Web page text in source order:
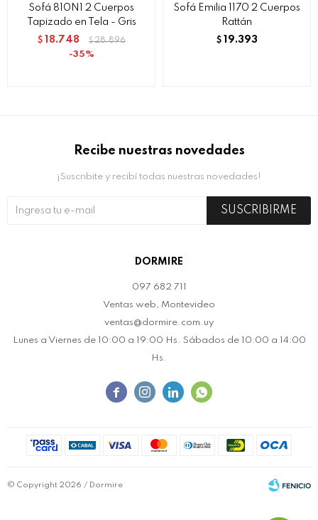
Sofá 810N1 2 Cuerpos
Tapizado en Tela - Gris
$ 18.748 $ 28.896
35
Sofá Emilia 1170 2 Cuerpos
Rattán
$ 19.393
DORMIRE
097 682 711
Ventas web, Montevideo
ventas@dormire.com.uy
Lunes a Viernes de 10:00 a 19:00 Hs. Sábados de 10:00 a 14:00
Hs.
   
Recibe nuestras novedades
¡Suscribite y recibí todas nuestras novedades!
SUSCRIBIRME
© Copyright 2026 / Dormire